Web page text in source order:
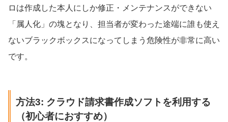
ロは作成した本人にしか修正・メンテナンスができない
「属人化」の塊となり、担当者が変わった途端に誰も使え
ないブラックボックスになってしまう危険性が非常に高い
です。
方法3: クラウド請求書作成ソフトを利用する
（初心者におすすめ）